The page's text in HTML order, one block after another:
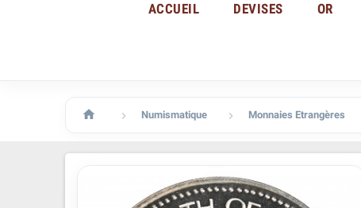
ACCUEIL DEVISES OR
  Numismatique  Monnaies Etrangères